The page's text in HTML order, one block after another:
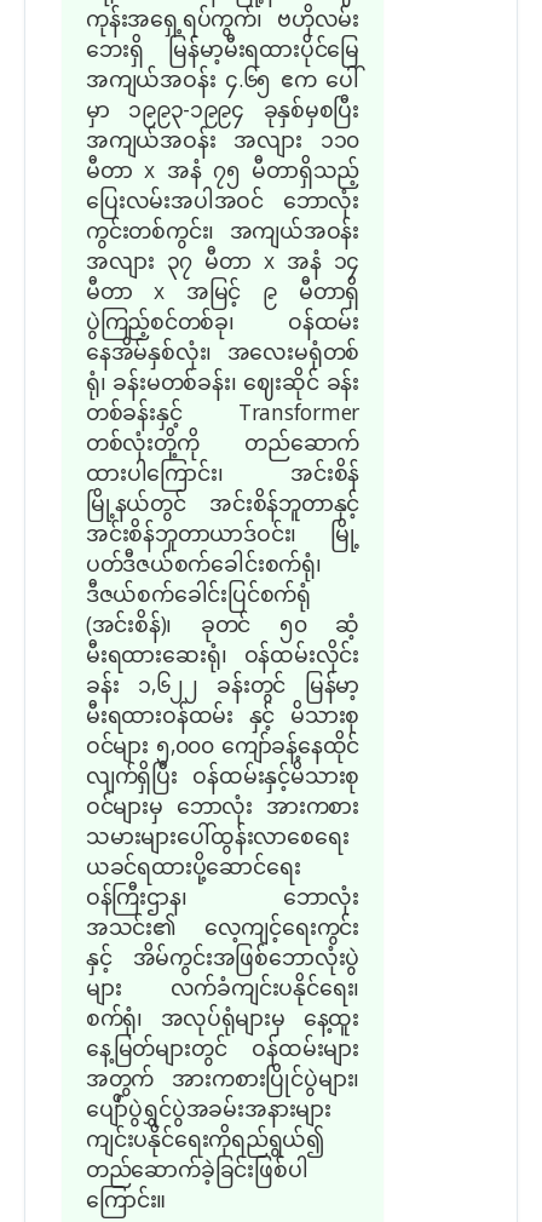
ကုန်းအရှေ့ရပ်ကွက်၊ ဗဟိုလမ်း
ဘေးရှိ မြန်မာ့မီးရထားပိုင်မြေ
အကျယ်အဝန်း ၄.၆၅ ဧက ပေါ်
မှာ ၁၉၉၃-၁၉၉၄ ခုနှစ်မှစပြီး
အကျယ်အဝန်း အလျား ၁၁၀
မီတာ x အနံ ၇၅ မီတာရှိသည့်
ပြေးလမ်းအပါအဝင် ဘောလုံး
ကွင်းတစ်ကွင်း၊ အကျယ်အဝန်း
အလျား ၃၇ မီတာ x အနံ ၁၄
မီတာ x အမြင့် ၉ မီတာရှိ
ပွဲကြည့်စင်တစ်ခု၊ ဝန်ထမ်း
နေအိမ်နှစ်လုံး၊ အလေးမရုံတစ်
ရုံ၊ ခန်းမတစ်ခန်း၊ ဈေးဆိုင် ခန်း
တစ်ခန်းနှင့် Transformer
တစ်လုံးတို့ကို တည်ဆောက်
ထားပါကြောင်း၊ အင်းစိန်
မြို့နယ်တွင် အင်းစိန်ဘူတာနှင့်
အင်းစိန်ဘူတာယာဒ်ဝင်း၊ မြို့
ပတ်ဒီဇယ်စက်ခေါင်းစက်ရုံ၊
ဒီဇယ်စက်ခေါင်းပြင်စက်ရုံ
(အင်းစိန်)၊ ခုတင် ၅၀ ဆံ့
မီးရထားဆေးရုံ၊ ဝန်ထမ်းလိုင်း
ခန်း ၁,၆၂၂ ခန်းတွင် မြန်မာ့
မီးရထားဝန်ထမ်း နှင့် မိသားစု
ဝင်များ ၅,၀၀၀ ကျော်ခန့်နေထိုင်
လျက်ရှိပြီး ဝန်ထမ်းနှင့်မိသားစု
ဝင်များမှ ဘောလုံး အားကစား
သမားများပေါ်ထွန်းလာစေရေး
ယခင်ရထားပို့ဆောင်ရေး
ဝန်ကြီးဌာန၊ ဘောလုံး
အသင်း၏ လေ့ကျင့်ရေးကွင်း
နှင့် အိမ်ကွင်းအဖြစ်ဘောလုံးပွဲ
များ လက်ခံကျင်းပနိုင်ရေး၊
စက်ရုံ၊ အလုပ်ရုံများမှ နေ့ထူး
နေ့မြတ်များတွင် ဝန်ထမ်းများ
အတွက် အားကစားပြိုင်ပွဲများ၊
ပျေိာ်ပွဲရွှင်ပွဲအခမ်းအနားများ
ကျင်းပနိုင်ရေးကိုရည်ရွယ်၍
တည်ဆောက်ခဲ့ခြင်းဖြစ်ပါ
ကြောင်း။